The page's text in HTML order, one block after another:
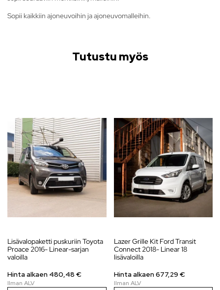
Sopii kaikkiin ajoneuvoihin ja ajoneuvomalleihin.
Tutustu myös
Lisävalopaketti puskuriin Toyota
Proace 2016- Linear-sarjan
valoilla
Hinta alkaen 480,48 €
Lazer Grille Kit Ford Transit
Connect 2018- Linear 18
lisävaloilla
Hinta alkaen 677,29 €